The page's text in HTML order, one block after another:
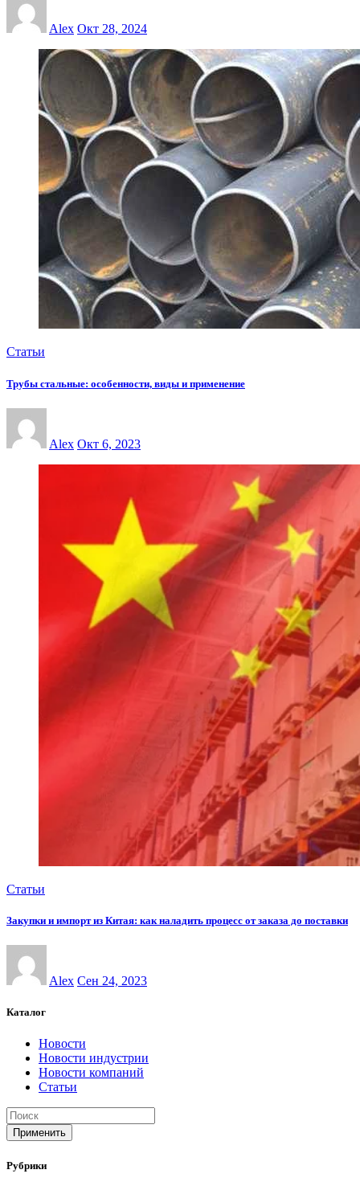
Alex Окт 28, 2024
Статьи
Трубы стальные: особенности, виды и применение
Alex Окт 6, 2023
Статьи
Закупки и импорт из Китая: как наладить процесс от заказа до поставки
Alex Сен 24, 2023
Каталог
Новости
Новости индустрии
Новости компаний
Статьи
Применить
Рубрики